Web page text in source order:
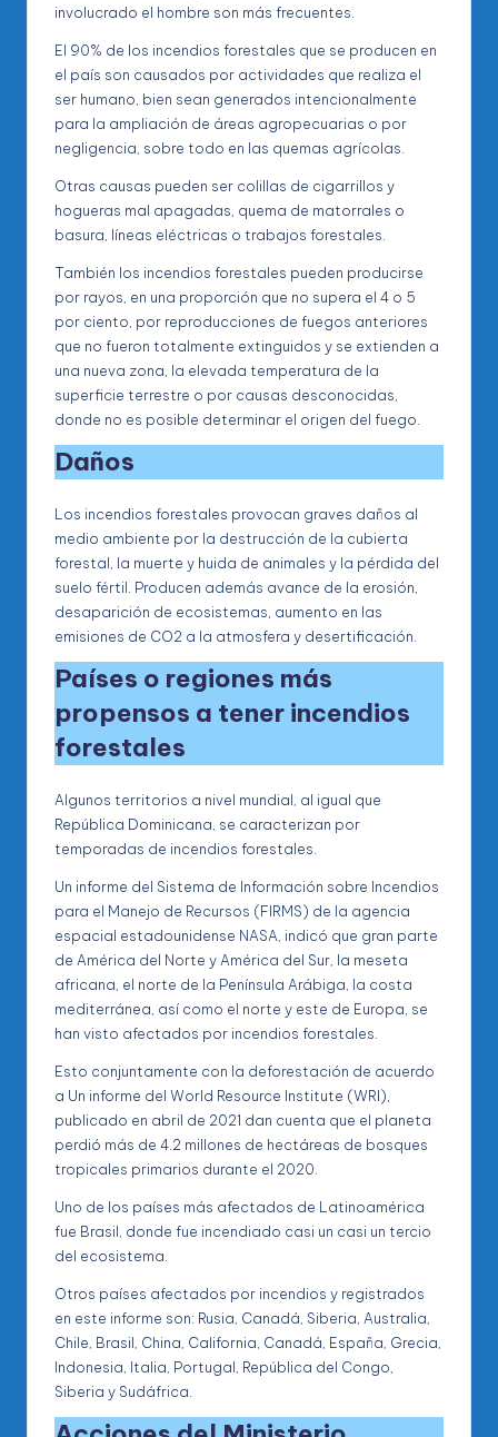
involucrado el hombre son más frecuentes.
El 90% de los incendios forestales que se producen en
el país son causados por actividades que realiza el
ser humano, bien sean generados intencionalmente
para la ampliación de áreas agropecuarias o por
negligencia, sobre todo en las quemas agrícolas.
Otras causas pueden ser colillas de cigarrillos y
hogueras mal apagadas, quema de matorrales o
basura, líneas eléctricas o trabajos forestales.
También los incendios forestales pueden producirse
por rayos, en una proporción que no supera el 4 o 5
por ciento, por reproducciones de fuegos anteriores
que no fueron totalmente extinguidos y se extienden a
una nueva zona, la elevada temperatura de la
superficie terrestre o por causas desconocidas,
donde no es posible determinar el origen del fuego.
Daños
Los incendios forestales provocan graves daños al
medio ambiente por la destrucción de la cubierta
forestal, la muerte y huida de animales y la pérdida del
suelo fértil. Producen además avance de la erosión,
desaparición de ecosistemas, aumento en las
emisiones de CO2 a la atmosfera y desertificación.
Países o regiones más
propensos a tener incendios
forestales
Algunos territorios a nivel mundial, al igual que
República Dominicana, se caracterizan por
temporadas de incendios forestales.
Un informe del Sistema de Información sobre Incendios
para el Manejo de Recursos (FIRMS) de la agencia
espacial estadounidense NASA, indicó que gran parte
de América del Norte y América del Sur, la meseta
africana, el norte de la Península Arábiga, la costa
mediterránea, así como el norte y este de Europa, se
han visto afectados por incendios forestales.
Esto conjuntamente con la deforestación de acuerdo
a Un informe del World Resource Institute (WRI),
publicado en abril de 2021 dan cuenta que el planeta
perdió más de 4.2 millones de hectáreas de bosques
tropicales primarios durante el 2020.
Uno de los países más afectados de Latinoamérica
fue Brasil, donde fue incendiado casi un casi un tercio
del ecosistema.
Otros países afectados por incendios y registrados
en este informe son: Rusia, Canadá, Siberia, Australia,
Chile, Brasil, China, California, Canadá, España, Grecia,
Indonesia, Italia, Portugal, República del Congo,
Siberia y Sudáfrica.